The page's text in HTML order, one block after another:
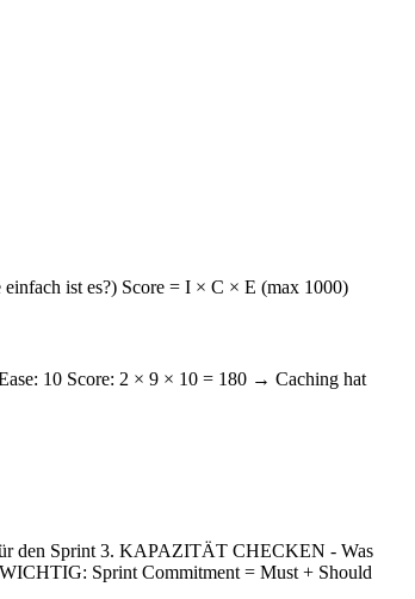
ist es?) Score = I × C × E (max 1000)
10 Score: 2 × 9 × 10 = 180 → Caching hat
den Sprint 3. KAPAZITÄT CHECKEN - Was
Sprint Commitment = Must + Should